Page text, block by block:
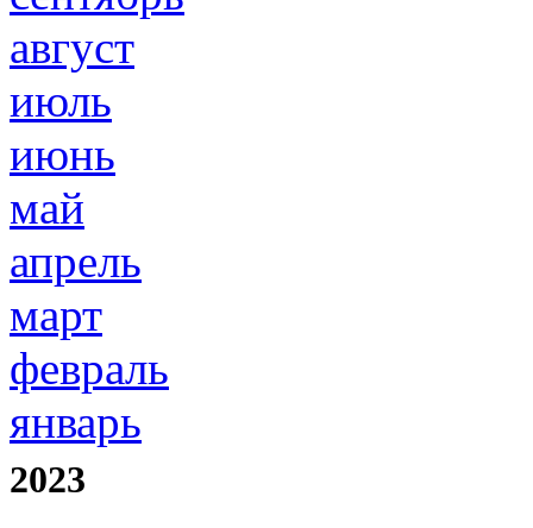
август
июль
июнь
май
апрель
март
февраль
январь
2023